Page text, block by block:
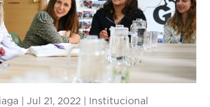
Jul 21, 2022| Institucional